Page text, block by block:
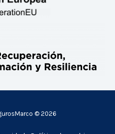
© 2026